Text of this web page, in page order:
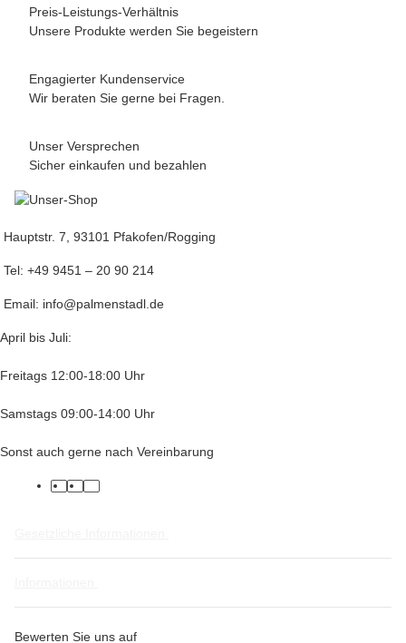
Preis-Leistungs-Verhältnis
Unsere Produkte werden Sie begeistern
Engagierter Kundenservice
Wir beraten Sie gerne bei Fragen.
Unser Versprechen
Sicher einkaufen und bezahlen
Hauptstr. 7, 93101 Pfakofen/Rogging
Tel: +49 9451 – 20 90 214
Email: info@palmenstadl.de
April bis Juli:
Freitags 12:00-18:00 Uhr
Samstags 09:00-14:00 Uhr
Sonst auch gerne nach Vereinbarung
facebook
twitterinstagram
Bewerten Sie uns auf